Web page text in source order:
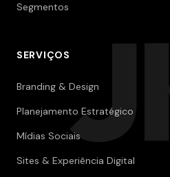
Segmentos
SERVIÇOS
Branding & Design
Planejamento Estratégico
Mídias Sociais
Sites & Experiência Digital